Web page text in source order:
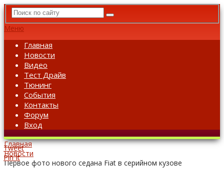
Меню
Главная
Новости
Видео
Тест Драйв
Тюнинг
События
Контакты
Форум
Вход
Главная
Новости
Первое фото нового седана Fiat в серийном кузове
Tweet
Pin It